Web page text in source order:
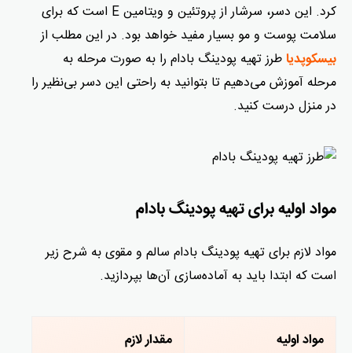
کرد. این دسر، سرشار از پروتئین و ویتامین E است که برای
سلامت پوست و مو بسیار مفید خواهد بود. در این مطلب از
بیسکوپدیا طرز تهیه پودینگ بادام را به صورت مرحله به
مرحله آموزش می‌دهیم تا بتوانید به راحتی این دسر بی‌نظیر را
در منزل درست کنید.
مواد اولیه برای تهیه پودینگ بادام
مواد لازم برای تهیه پودینگ بادام سالم و مقوی به شرح زیر
است که ابتدا باید به آماده‌سازی آن‌ها بپردازید.
مواد اولیه مقدار لازم